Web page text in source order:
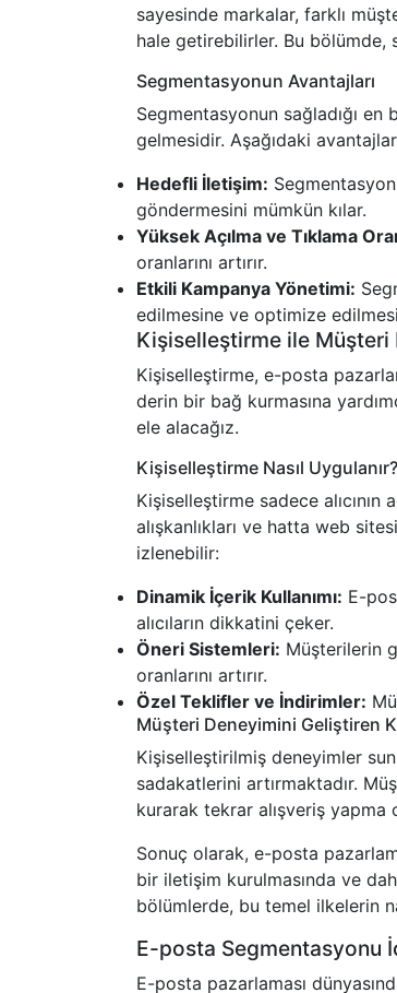
sayesinde markalar, farklı
hale getirebilirler. Bu bölümde,
Segmentasyonun Avantajları
Segmentasyonun sağladığı
gelmesidir. Aşağıdaki
Hedefli İletişim:
göndermesini mümkün kılar.
Yüksek Açılma ve Tıklama
oranlarını artırır.
Etkili Kampanya Yönetimi:
edilmesine ve optimize
Kişiselleştirme ile
Kişiselleştirme, e-posta
derin bir bağ kurmasına
ele alacağız.
Kişiselleştirme Nasıl Uygulanır?
Kişiselleştirme sadece
alışkanlıkları ve hatta web
izlenebilir:
Dinamik İçerik Kullanımı: E-
alıcıların dikkatini çeker.
Öneri Sistemleri: Müşterilerin
oranlarını artırır.
Özel Teklifler ve İndirimler:
Müşteri Deneyimini Geliştiren
Kişiselleştirilmiş deneyimler
sadakatlerini artırmaktadır.
kurarak tekrar alışveriş yapma
Sonuç olarak, e-posta
bir iletişim kurulmasında ve
bölümlerde, bu temel ilkelerin
E-posta Segmentasyonu
E-posta pazarlaması